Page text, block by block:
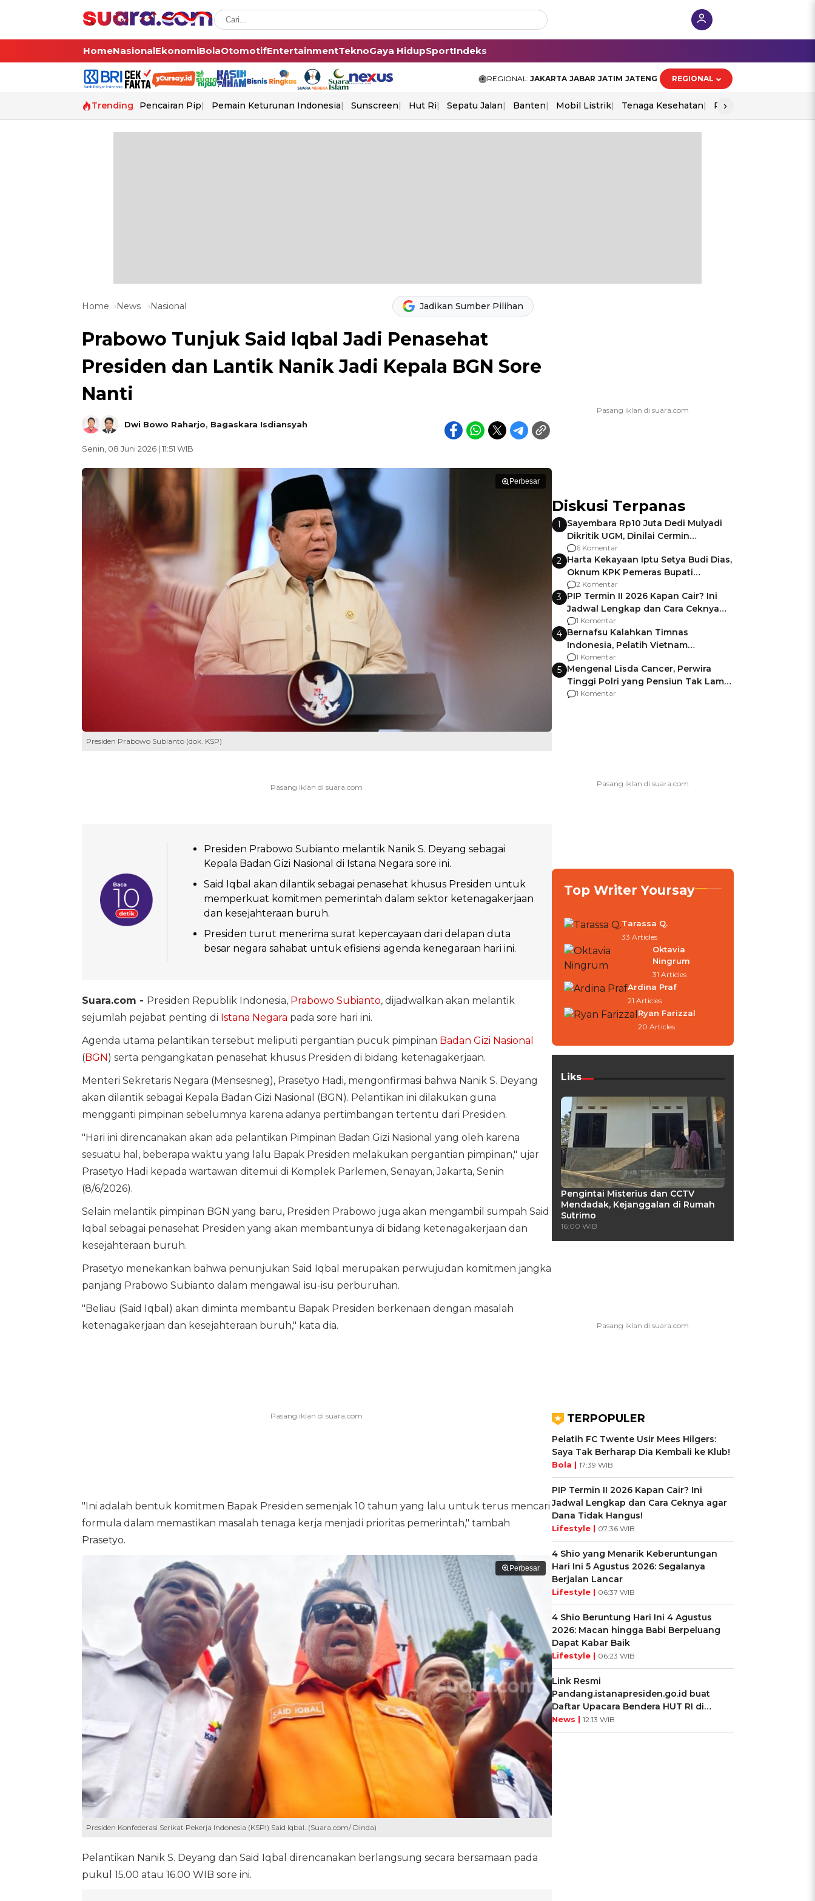
HomeNasionalEkonomiBolaOtomotifEntertainmentTeknoGaya HidupSportIndeks
REGIONAL: JAKARTA JABAR JATIM JATENG REGIONAL
Trending Pencairan Pip Pemain Keturunan Indonesia Sunscreen Hut Ri Sepatu Jalan Banten Mobil Listrik Tenaga Kesehatan Perang As-Iran
›
Home News Nasional Jadikan Sumber Pilihan
Prabowo Tunjuk Said Iqbal Jadi Penasehat
Presiden dan Lantik Nanik Jadi Kepala BGN Sore
Nanti
Dwi Bowo Raharjo, Bagaskara Isdiansyah
Senin, 08 Juni 2026 | 11:51 WIB
Perbesar
Presiden Prabowo Subianto (dok. KSP)
Presiden Prabowo Subianto melantik Nanik S. Deyang sebagai
Kepala Badan Gizi Nasional di Istana Negara sore ini.
Said Iqbal akan dilantik sebagai penasehat khusus Presiden untuk
memperkuat komitmen pemerintah dalam sektor ketenagakerjaan
dan kesejahteraan buruh.
Presiden turut menerima surat kepercayaan dari delapan duta
besar negara sahabat untuk efisiensi agenda kenegaraan hari ini.
Suara.com - Presiden Republik Indonesia, Prabowo Subianto, dijadwalkan akan melantik
sejumlah pejabat penting di Istana Negara pada sore hari ini.
Agenda utama pelantikan tersebut meliputi pergantian pucuk pimpinan Badan Gizi Nasional
(BGN) serta pengangkatan penasehat khusus Presiden di bidang ketenagakerjaan.
Menteri Sekretaris Negara (Mensesneg), Prasetyo Hadi, mengonfirmasi bahwa Nanik S. Deyang
akan dilantik sebagai Kepala Badan Gizi Nasional (BGN). Pelantikan ini dilakukan guna
mengganti pimpinan sebelumnya karena adanya pertimbangan tertentu dari Presiden.
"Hari ini direncanakan akan ada pelantikan Pimpinan Badan Gizi Nasional yang oleh karena
sesuatu hal, beberapa waktu yang lalu Bapak Presiden melakukan pergantian pimpinan," ujar
Prasetyo Hadi kepada wartawan ditemui di Komplek Parlemen, Senayan, Jakarta, Senin
(8/6/2026).
Selain melantik pimpinan BGN yang baru, Presiden Prabowo juga akan mengambil sumpah Said
Iqbal sebagai penasehat Presiden yang akan membantunya di bidang ketenagakerjaan dan
kesejahteraan buruh.
Prasetyo menekankan bahwa penunjukan Said Iqbal merupakan perwujudan komitmen jangka
panjang Prabowo Subianto dalam mengawal isu-isu perburuhan.
"Beliau (Said Iqbal) akan diminta membantu Bapak Presiden berkenaan dengan masalah
ketenagakerjaan dan kesejahteraan buruh," kata dia.
"Ini adalah bentuk komitmen Bapak Presiden semenjak 10 tahun yang lalu untuk terus mencari
formula dalam memastikan masalah tenaga kerja menjadi prioritas pemerintah," tambah
Prasetyo.
Perbesar
Presiden Konfederasi Serikat Pekerja Indonesia (KSPI) Said Iqbal. (Suara.com/ Dinda)
Pelantikan Nanik S. Deyang dan Said Iqbal direncanakan berlangsung secara bersamaan pada
pukul 15.00 atau 16.00 WIB sore ini.
Diskusi Terpanas
1
Sayembara Rp10 Juta Dedi Mulyadi
Dikritik UGM, Dinilai Cermin
Gagalnya Negara Jamin Keamanan
6 Komentar
2 Harta Kekayaan Iptu Setya Budi Dias,
Oknum KPK Pemeras Bupati
Pemalang
2 Komentar
3 PIP Termin II 2026 Kapan Cair? Ini
Jadwal Lengkap dan Cara Ceknya
agar Dana Tidak Hangus!
1 Komentar
4 Bernafsu Kalahkan Timnas
Indonesia, Pelatih Vietnam
Berencana Pakai Jimat di Pakansari
1 Komentar
5 Mengenal Lisda Cancer, Perwira
Tinggi Polri yang Pensiun Tak Lama
Usai Jadi Brigjen
1 Komentar
Top Writer Yoursay
Tarassa Q.
33 Articles
Oktavia
Ningrum
31 Articles
Ardina Praf
21 Articles
Ryan Farizzal
20 Articles
Liks
Pengintai Misterius dan CCTV
Mendadak, Kejanggalan di Rumah
Sutrimo
16:00 WIB
TERPOPULER
Pelatih FC Twente Usir Mees Hilgers:
Saya Tak Berharap Dia Kembali ke Klub!
Bola | 17:39 WIB
PIP Termin II 2026 Kapan Cair? Ini
Jadwal Lengkap dan Cara Ceknya agar
Dana Tidak Hangus!
Lifestyle | 07:36 WIB
4 Shio yang Menarik Keberuntungan
Hari Ini 5 Agustus 2026: Segalanya
Berjalan Lancar
Lifestyle | 06:37 WIB
4 Shio Beruntung Hari Ini 4 Agustus
2026: Macan hingga Babi Berpeluang
Dapat Kabar Baik
Lifestyle | 06:23 WIB
Link Resmi
Pandang.istanapresiden.go.id buat
Daftar Upacara Bendera HUT RI di
Istana Negara
News | 12:13 WIB